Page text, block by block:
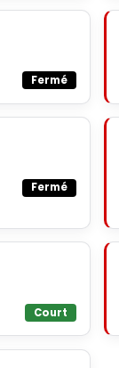
Fermé
Fermé
Court